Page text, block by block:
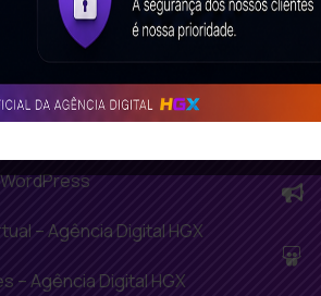
– Agência Digital
BH – Agência Digital
– Agência Digital HGX
– Agência Digital HGX